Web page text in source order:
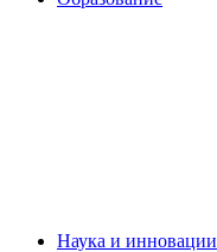
Наука и инновации